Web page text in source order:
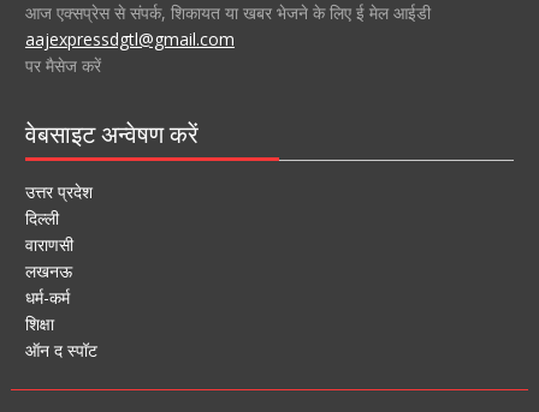
आज एक्सप्रेस से संपर्क, शिकायत या खबर भेजने के लिए ई मेल आईडी
aajexpressdgtl@gmail.com
पर मैसेज करें
वेबसाइट अन्वेषण करें
उत्तर प्रदेश
दिल्ली
वाराणसी
लखनऊ
धर्म-कर्म
शिक्षा
ऑन द स्पॉट